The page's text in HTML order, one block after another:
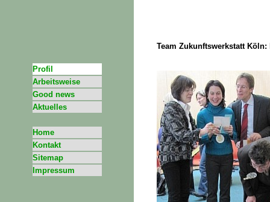
Profil
Arbeitsweise
Good news
Aktuelles
Home
Kontakt
Sitemap
Impressum
Team Zukunftswerkstatt Köln: